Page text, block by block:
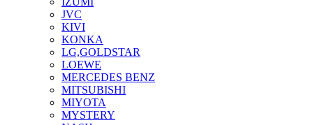
JVC
KIVI
KONKA
LG,GOLDSTAR
LOEWE
MERCEDES BENZ
MITSUBISHI
MIYOTA
MYSTERY